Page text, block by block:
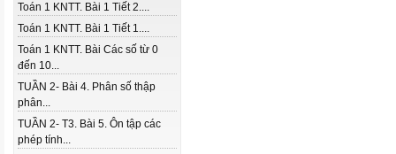
Toán 1 KNTT. Bài 1 Tiết 2....
Toán 1 KNTT. Bài 1 Tiết 1....
Toán 1 KNTT. Bài Các số từ 0
đến 10...
TUẦN 2- Bài 4. Phân số thập
phân...
TUẦN 2- T3. Bài 5. Ôn tập các
phép tính...